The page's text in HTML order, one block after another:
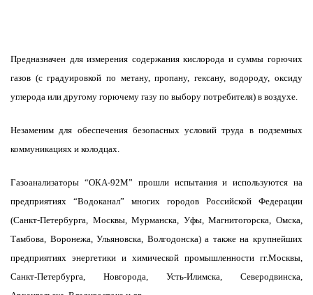
Предназначен для измерения содержания кислорода и суммы горючих
газов (с градуировкой по метану, пропану, гексану, водороду, оксиду
углерода или другому горючему газу по выбору потребителя) в воздухе.
Незаменим для обеспечения безопасных условий труда в подземных
коммуникациях и колодцах.
Газоанализаторы “ОКА-92М” прошли испытания и используются на
предприятиях “Водоканал” многих городов Российской Федерации
(Санкт-Петербурга, Москвы, Мурманска, Уфы, Магнитогорска, Омска,
Тамбова, Воронежа, Ульяновска, Волгодонска) а также на крупнейших
предприятиях энергетики и химической промышленности гг.Москвы,
Санкт-Петербурга, Новгорода, Усть-Илимска, Северодвинска,